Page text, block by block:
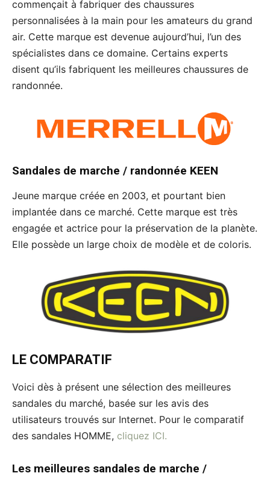
commençait à fabriquer des chaussures
personnalisées à la main pour les amateurs du grand
air. Cette marque est devenue aujourd’hui, l’un des
spécialistes dans ce domaine. Certains experts
disent qu’ils fabriquent les meilleures chaussures de
randonnée.
Sandales de marche / randonnée KEEN
Jeune marque créée en 2003, et pourtant bien
implantée dans ce marché. Cette marque est très
engagée et actrice pour la préservation de la planète.
Elle possède un large choix de modèle et de coloris.
LE COMPARATIF
Voici dès à présent une sélection des meilleures
sandales du marché, basée sur les avis des
utilisateurs trouvés sur Internet. Pour le comparatif
des sandales HOMME, cliquez ICI.
Les meilleures sandales de marche /